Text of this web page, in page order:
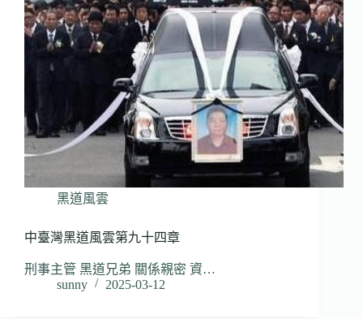
黑道風雲
中臺灣黑道風雲第九十四章
刑事主管 黑道兄弟 關係親密 資…
sunny
2025-03-12